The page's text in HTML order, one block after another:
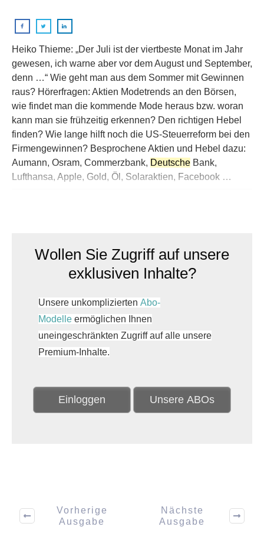
Heiko Thieme: „Der Juli ist der viertbeste Monat im Jahr
gewesen, ich warne aber vor dem August und September,
denn …“ Wie geht man aus dem Sommer mit Gewinnen
raus? Hörerfragen: Aktien Modetrends an den Börsen,
wie findet man die kommende Mode heraus bzw. woran
kann man sie frühzeitig erkennen? Den richtigen Hebel
finden? Wie lange hilft noch die US-Steuerreform bei den
Firmengewinnen? Besprochene Aktien und Hebel dazu:
Aumann, Osram, Commerzbank, Deutsche Bank,
Lufthansa, Apple, Gold, Öl, Solaraktien, Facebook …
Wollen Sie Zugriff auf unsere
exklusiven Inhalte?
Unsere unkomplizierten Abo-
Modelle ermöglichen Ihnen
uneingeschränkten Zugriff auf alle unsere
Premium-Inhalte.
Einloggen Unsere ABOs
Vorherige
Ausgabe
Nächste
Ausgabe